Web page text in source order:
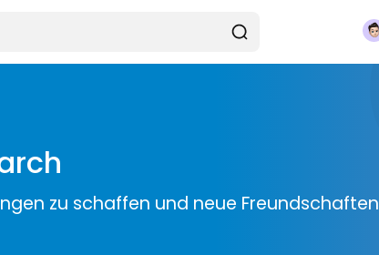
zu schaffen und neue Freundschaften